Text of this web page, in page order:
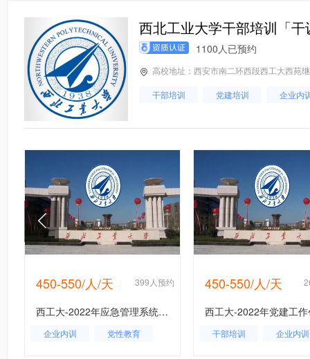
西北工业大学干部培训「干
1100人已预约
高校地址：西安市南二环西段西工大西苑
干部培训 党建培训 企业内
450-550/人/天 399人预约
西工大-2022年应急管理系统干部能力提升专题培训班_课程_方案_计划
企业内训
党性教育
450-550/人/天
干部培训
企业内训